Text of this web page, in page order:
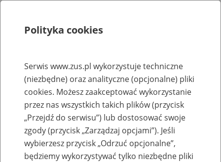
Rejestry, ewidencje i archiwa
Baza zlikwidowanych lub
przekształconych zakładów pracy
Nazwa zakładu pracy:
Polityka cookies
Serwis www.zus.pl wykorzystuje techniczne
(niezbędne) oraz analityczne (opcjonalne) pliki
cookies. Możesz zaakceptować wykorzystanie
przez nas wszystkich takich plików (przycisk
„Przejdź do serwisu”) lub dostosować swoje
zgody (przycisk „Zarządzaj opcjami”). Jeśli
wybierzesz przycisk „Odrzuć opcjonalne”,
będziemy wykorzystywać tylko niezbędne pliki